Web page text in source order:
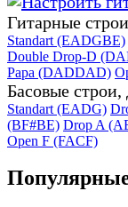
Гитарные
Standart (EADGBE)
Double Drop-D
Papa (DADDAD)
Басовые
Standart (EADG)
(BF#BE) Drop A
Open F (FACF)